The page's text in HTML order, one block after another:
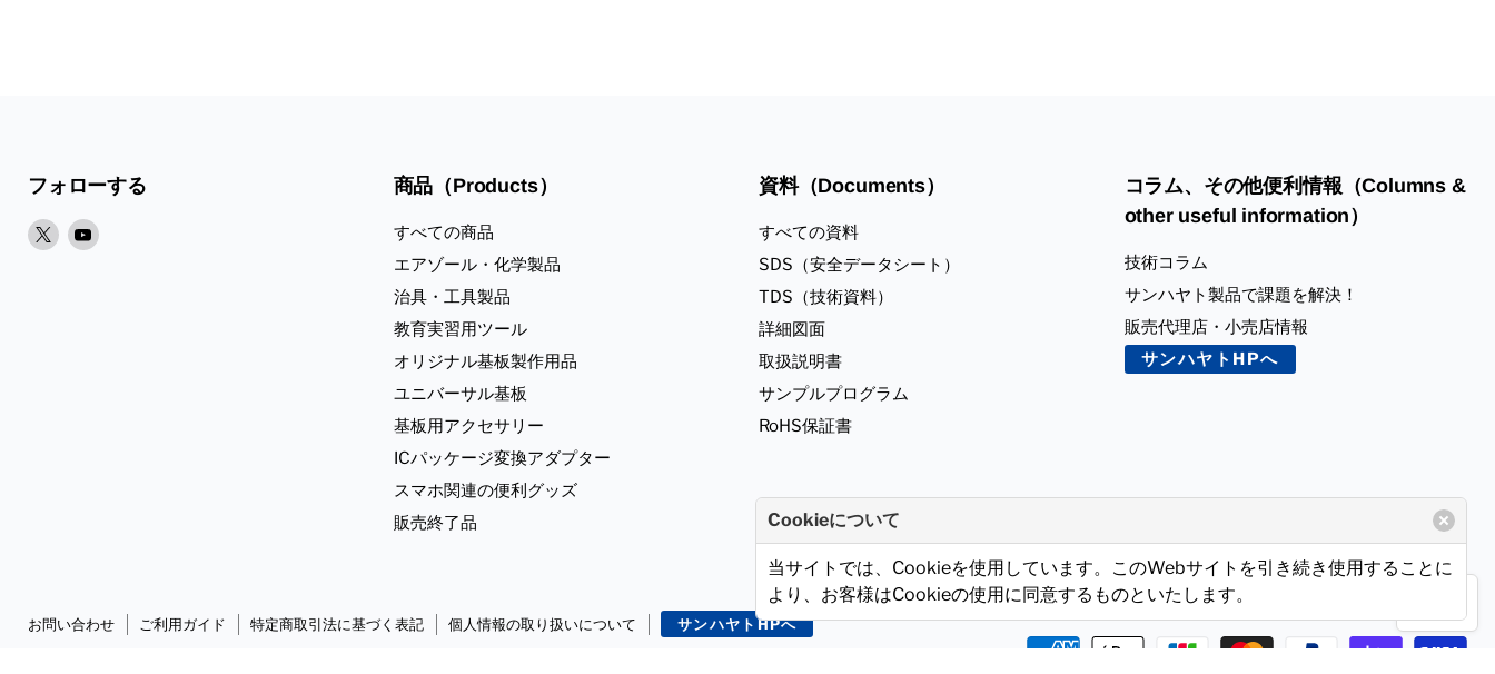
フォローする
X
Youtube
商品（Products）
すべての商品
エアゾール・化学製品
治具・工具製品
教育実習用ツール
オリジナル基板製作用品
ユニバーサル基板
基板用アクセサリー
ICパッケージ変換アダプター
スマホ関連の便利グッズ
販売終了品
資料（Documents）
すべての資料
SDS（安全データシート）
TDS（技術資料）
詳細図面
取扱説明書
サンプルプログラム
RoHS保証書
コラム、その他便利情報（Columns &
other useful information）
技術コラム
サンハヤト製品で課題を解決！
販売代理店・小売店情報
サンハヤトHPへ
お問い合わせ ご利用ガイド 特定商取引法に基づく表記 個人情報の取り扱いについて
サンハヤトHPへ
Cookieについて
当サイトでは、Cookieを使用しています。このWebサイトを引き続き使用することに
より、お客様はCookieの使用に同意するものといたします。